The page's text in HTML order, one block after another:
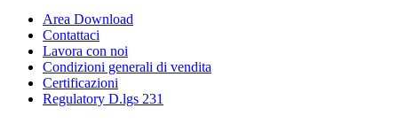
Area Download
Contattaci
Lavora con noi
Condizioni generali di vendita
Certificazioni
Regulatory D.lgs 231